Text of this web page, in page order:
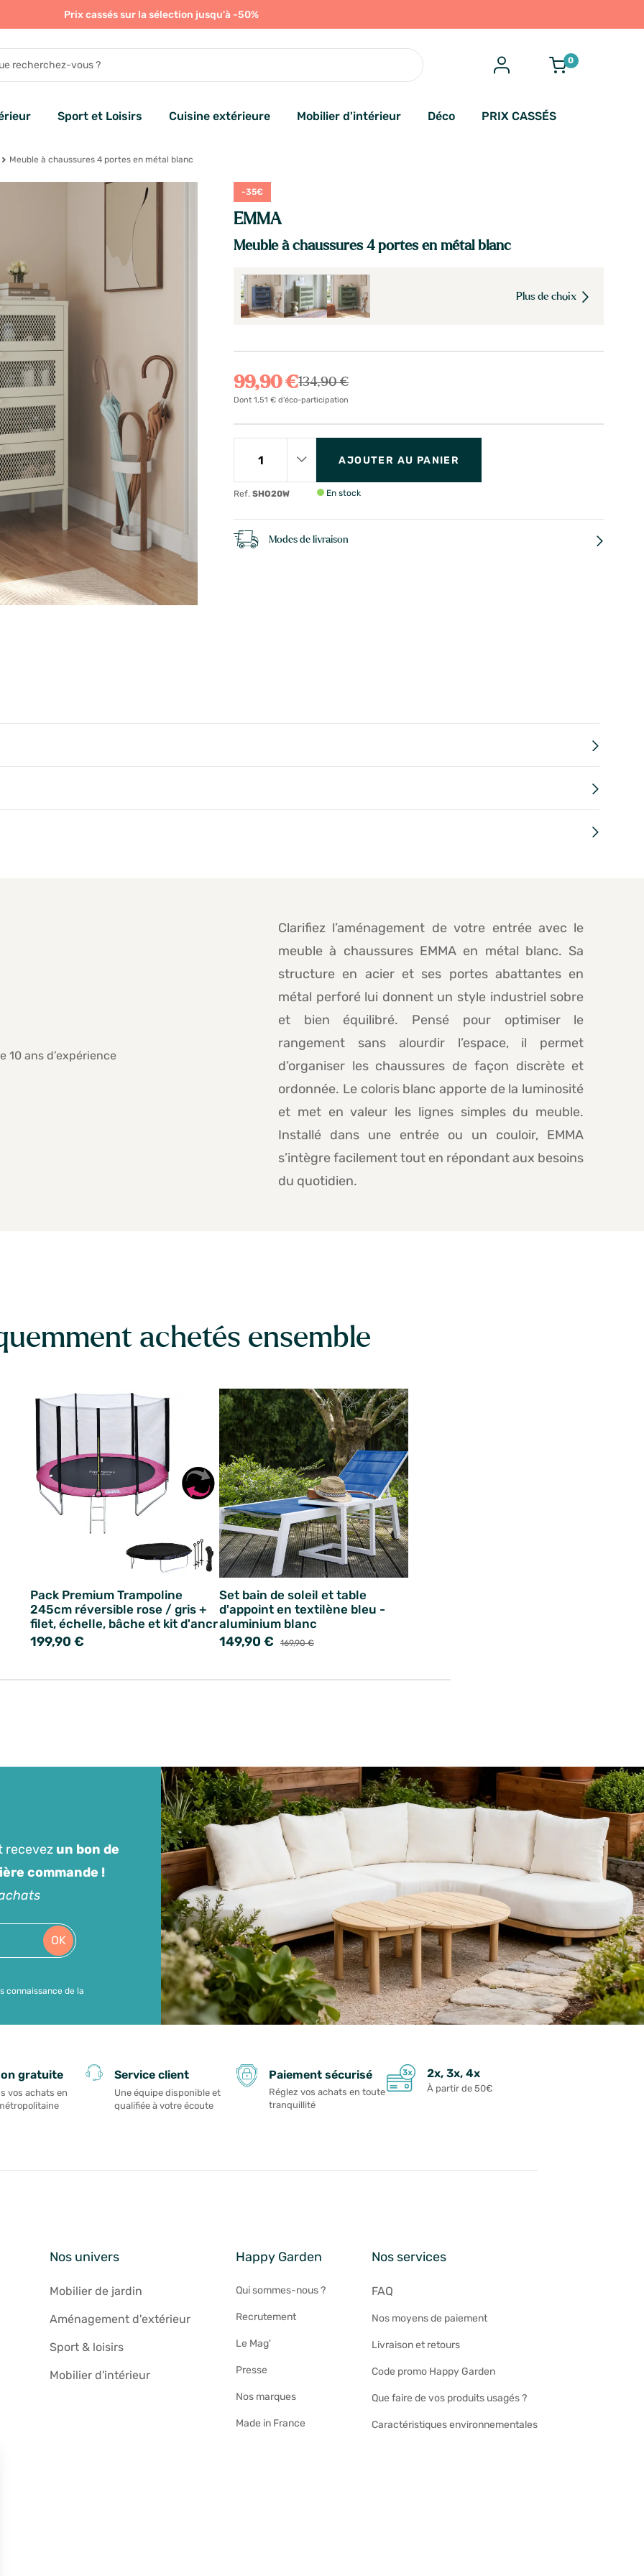
Prix cassés sur la sélection jusqu'à -50%
0
Sport et Loisirs Cuisine extérieure Mobilier d'intérieur Déco PRIX CASSÉS
Meuble à chaussures 4 portes en métal blanc
-35€
EMMA
Meuble à chaussures 4 portes en métal blanc
Plus de choix
99,90 €134,90 €
Dont 1,51 € d'éco-participation
Ref.SHO20W
AJOUTER AU PANIER
En stock
Modes de livraison
Clarifiez l’aménagement de votre entrée avec le
meuble à chaussures EMMA en métal blanc. Sa
structure en acier et ses portes abattantes en
métal perforé lui donnent un style industriel sobre
et bien équilibré. Pensé pour optimiser le
rangement sans alourdir l’espace, il permet
d’organiser les chaussures de façon discrète et
ordonnée. Le coloris blanc apporte de la luminosité
et met en valeur les lignes simples du meuble.
Installé dans une entrée ou un couloir, EMMA
s’intègre facilement tout en répondant aux besoins
du quotidien.
achetés ensemble
Pack Premium Trampoline
245cm réversible rose / gris +
filet, échelle, bâche et kit d'ancr
199,90 €
Set bain de soleil et table
d'appoint en textilène bleu -
aluminium blanc
149,90 € 169,90 €
recevez un bon de
commande !
OK
connaissance de la
gratuite
vos achats en
Service client
Une équipe disponible et
qualifiée à votre écoute
Paiement sécurisé
Réglez vos achats en toute
tranquillité
2x, 3x, 4x
À partir de 50€
Nos univers
Mobilier de jardin
Aménagement d'extérieur
Sport & loisirs
Mobilier d'intérieur
Happy Garden
Qui sommes-nous ?
Recrutement
Le Mag'
Presse
Nos marques
Made in France
Nos services
FAQ
Nos moyens de paiement
Livraison et retours
Code promo Happy Garden
Que faire de vos produits usagés ?
Caractéristiques environnementales